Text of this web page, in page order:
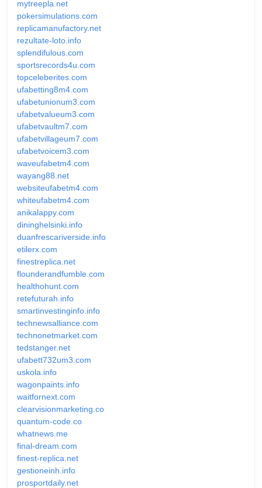
mytreepla.net
pokersimulations.com
replicamanufactory.net
rezultate-loto.info
splendifulous.com
sportsrecords4u.com
topceleberites.com
ufabetting8m4.com
ufabetunionum3.com
ufabetvalueum3.com
ufabetvaultm7.com
ufabetvillageum7.com
ufabetvoicem3.com
waveufabetm4.com
wayang88.net
websiteufabetm4.com
whiteufabetm4.com
anikalappy.com
dininghelsinki.info
duanfrescariverside.info
etilerx.com
finestreplica.net
flounderandfumble.com
healthohunt.com
retefuturah.info
smartinvestinginfo.info
technewsalliance.com
technonetmarket.com
tedstanger.net
ufabett732um3.com
uskola.info
wagonpaints.info
waitfornext.com
clearvisionmarketing.co
quantum-code.co
whatnews.me
final-dream.com
finest-replica.net
gestioneinh.info
prosportdaily.net